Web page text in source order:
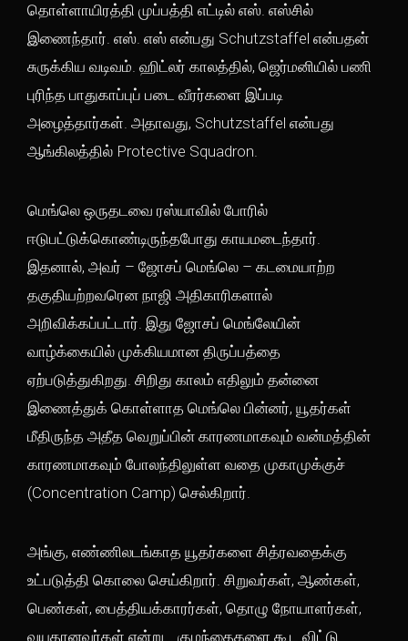
தொள்ளாயிரத்தி முப்பத்தி எட்டில் எஸ். எஸ்சில்
இணைந்தார். எஸ். எஸ் என்பது Schutzstaffel என்பதன்
சுருக்கிய வடிவம். ஹிட்லர் காலத்தில், ஜெர்மனியில் பணி
புரிந்த பாதுகாப்புப் படை வீரர்களை இப்படி
அழைத்தார்கள். அதாவது, Schutzstaffel என்பது
ஆங்கிலத்தில் Protective Squadron.
மெங்லெ ஒருதடவை ரஸ்யாவில் போரில்
ஈடுபட்டுக்கொண்டிருந்தபோது காயமடைந்தார்.
இதனால், அவர் – ஜோசப் மெங்லெ – கடமையாற்ற
தகுதியற்றவரென நாஜி அதிகாரிகளால்
அறிவிக்கப்பட்டார். இது ஜோசப் மெங்லேயின்
வாழ்க்கையில் முக்கியமான திருப்பத்தை
ஏற்படுத்துகிறது. சிறிது காலம் எதிலும் தன்னை
இணைத்துக் கொள்ளாத மெங்லெ பின்னர், யூதர்கள்
மீதிருந்த அதீத வெறுப்பின் காரணமாகவும் வன்மத்தின்
காரணமாகவும் போலந்திலுள்ள வதை முகாமுக்குச்
(Concentration Camp) செல்கிறார்.
அங்கு, எண்ணிலடங்காத யூதர்களை சித்ரவதைக்கு
உட்படுத்தி கொலை செய்கிறார். சிறுவர்கள், ஆண்கள்,
பெண்கள், பைத்தியக்காரர்கள், தொழு நோயாளர்கள்,
வயதானவர்கள் என்று… குழந்தைகளை கூட விட்டு